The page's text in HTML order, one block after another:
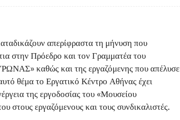
απερίφραστα τη μήνυση που
στην Πρόεδρο και τον Γραμματέα του
καθώς και της εργαζόμενης που απέλυσε
θέμα το Εργατικό Κέντρο Αθήνας έχει
της εργοδοσίας του «Μουσείου
στους εργαζόμενους και τους συνδικαλιστές.